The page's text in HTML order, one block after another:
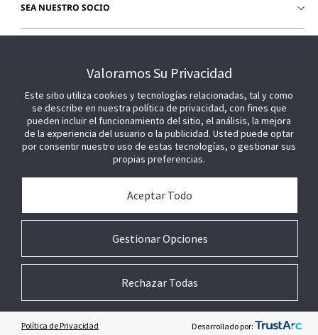
SEA NUESTRO SOCIO
© 2026 Johnson Controls. Todos los derechos reservados.
Legal
Ajustes de
Términos
Valoramos Su Privacidad
Este sitio utiliza cookies y tecnologías relacionadas, tal y como
se describe en nuestra política de privacidad, con fines que
pueden incluir el funcionamiento del sitio, el análisis, la mejora
de la experiencia del usuario o la publicidad. Usted puede optar
por consentir nuestro uso de estas tecnologías, o gestionar sus
propias preferencias.
Gestionar Opciones
Aceptar Todo
Rechazar Todas
Política de Privacidad Desarrollado por:
Preferencias sobre
cookies